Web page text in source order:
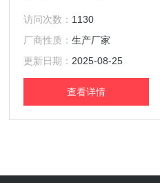
访问次数： 1130
厂商性质：生产厂家
更新日期： 2025-08-25
查看详情